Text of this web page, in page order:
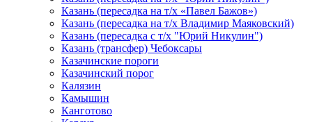
Казань (пересадка на т/х «Павел Бажов»)
Казань (пересадка на т/х Владимир Маяковский)
Казань (пересадка с т/х "Юрий Никулин")
Казань (трансфер) Чебоксары
Казачинские пороги
Казачинский порог
Калязин
Камышин
Канготово